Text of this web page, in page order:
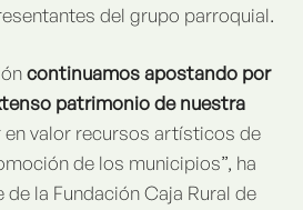
del grupo parroquial.
continuamos apostando por
patrimonio de nuestra
en valor recursos artísticos de
de los municipios”, ha
la Fundación Caja Rural de